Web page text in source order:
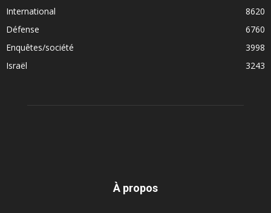
International
8620
Défense
6760
Enquêtes/société
3998
Israël
3243
À propos